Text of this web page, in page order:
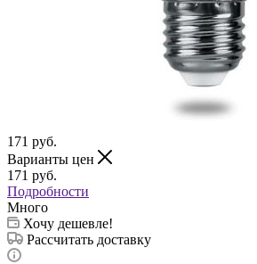
171 руб.
Варианты цен
171 руб.
Подробности
Много
Хочу дешевле!
Рассчитать доставку